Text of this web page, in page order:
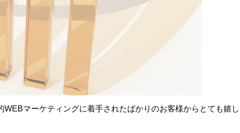
WEBマーケティングに着手されたばかりのお客様からとても嬉し